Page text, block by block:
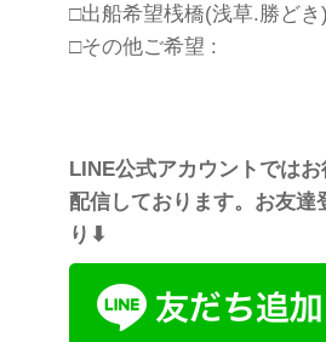
□出船希望桟橋(浅草.勝どき
□その他ご希望 :
LINE公式アカウントでは
配信しております。お友達
り⬇︎